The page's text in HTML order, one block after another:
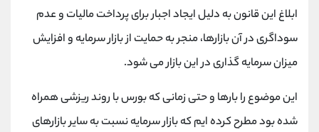
ابلاغ این قانون به دلیل ایجاد اجبار برای پرداخت مالیات و عدم
سوداگری در آن بازارها، منجر به حمایت از بازار سرمایه و افزایش
میزان سرمایه گذاری در این بازار می شود.
این موضوع را بارها و حتی زمانی که بورس با روند ریزشی همراه
شده بود مطرح کرده ایم که بازار سرمایه نسبت به سایر بازارهای